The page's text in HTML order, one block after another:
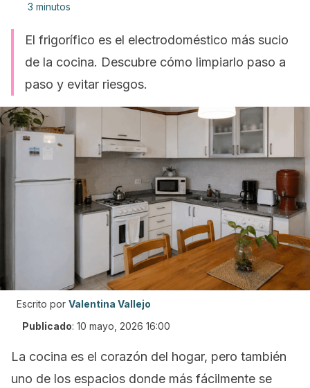
3 minutos
El frigorífico es el electrodoméstico más sucio
de la cocina. Descubre cómo limpiarlo paso a
paso y evitar riesgos.
Escrito por Valentina Vallejo
Publicado: 10 mayo, 2026 16:00
La cocina es el corazón del hogar, pero también
uno de los espacios donde más fácilmente se